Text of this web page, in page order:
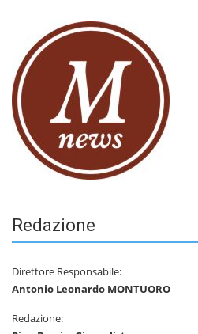
Redazione
Direttore Responsabile:
Antonio Leonardo MONTUORO
Redazione: